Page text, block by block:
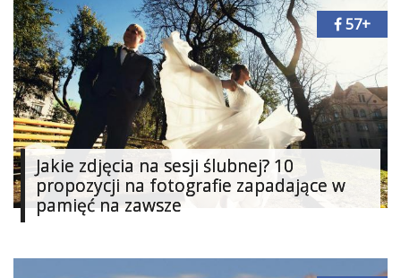
Dodaj
artykuł
Jakie zdjęcia na sesji ślubnej? 10
propozycji na fotografie zapadające w
pamięć na zawsze
57+